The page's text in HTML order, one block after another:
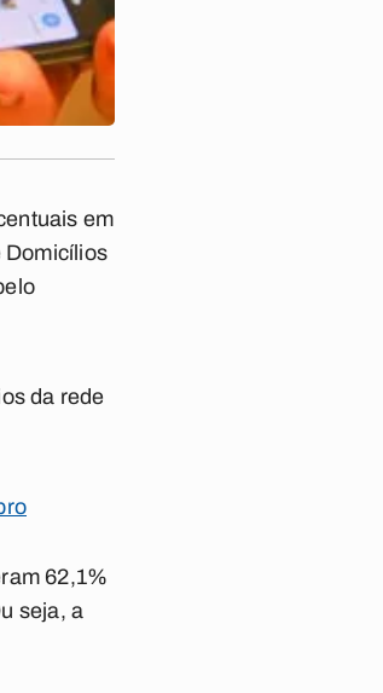
em
Domicílios
da rede
62,1%
seja, a